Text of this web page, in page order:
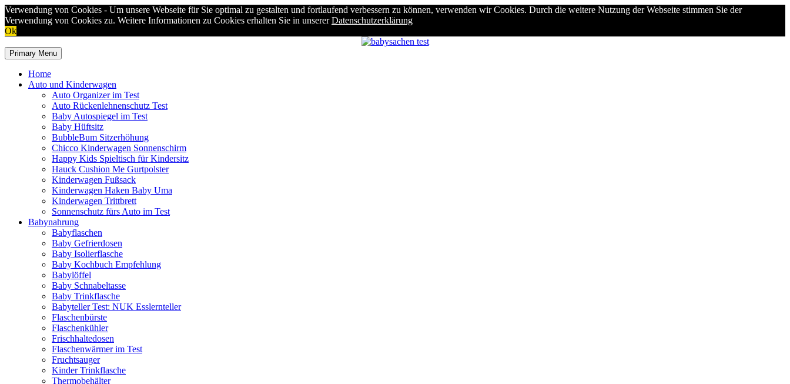
Verwendung von Cookies - Um unsere Webseite für Sie optimal zu gestalten und fortlaufend verbessern zu können, verwenden wir Cookies. Durch die weitere Nutzung der Webseite stimmen Sie der
Verwendung von Cookies zu. Weitere Informationen zu Cookies erhalten Sie in unsererDatenschutzerklärung
Ok
to
content
Primary Menu
Home
Auto und Kinderwagen
Auto Organizer im Test
Auto Rückenlehnenschutz Test
Baby Autospiegel im Test
Baby Hüftsitz
BubbleBum Sitzerhöhung
Chicco Kinderwagen Sonnenschirm
Happy Kids Spieltisch für Kindersitz
Hauck Cushion Me Gurtpolster
Kinderwagen Fußsack
Kinderwagen Haken Baby Uma
Kinderwagen Trittbrett
Sonnenschutz fürs Auto im Test
Babynahrung
Babyflaschen
Baby Gefrierdosen
Baby Isolierflasche
Baby Kochbuch Empfehlung
Babylöffel
Baby Schnabeltasse
Baby Trinkflasche
Babyteller Test: NUK Esslernteller
Flaschenbürste
Flaschenkühler
Frischhaltedosen
Flaschenwärmer im Test
Fruchtsauger
Kinder Trinkflasche
Thermobehälter